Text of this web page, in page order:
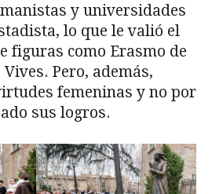
y universidades
lo que le valió el
figuras como Erasmo de
Pero, además,
femeninas y no por
sus logros.